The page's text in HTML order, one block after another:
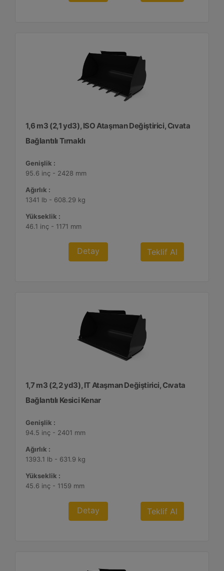
1,6 m3 (2,1 yd3), ISO Ataşman Değiştirici, Cıvata
Bağlantılı Tırnaklı
Genişlik :
95.6 inç - 2428 mm
Ağırlık :
1341 lb - 608.29 kg
Yükseklik :
46.1 inç - 1171 mm
Detay Teklif Al
1,7 m3 (2,2 yd3), IT Ataşman Değiştirici, Cıvata
Bağlantılı Kesici Kenar
Genişlik :
94.5 inç - 2401 mm
Ağırlık :
1393.1 lb - 631.9 kg
Yükseklik :
45.6 inç - 1159 mm
Detay Teklif Al